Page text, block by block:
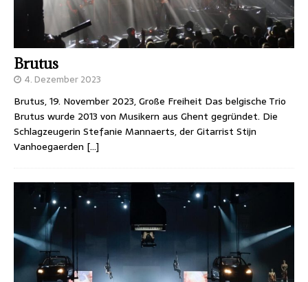
Brutus
4. Dezember 2023
Brutus, 19. November 2023, Große Freiheit Das belgische Trio
Brutus wurde 2013 von Musikern aus Ghent gegründet. Die
Schlagzeugerin Stefanie Mannaerts, der Gitarrist Stijn
Vanhoegaerden […]